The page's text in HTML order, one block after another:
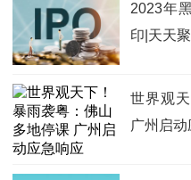
2023年
印|天天
世界观
广州启